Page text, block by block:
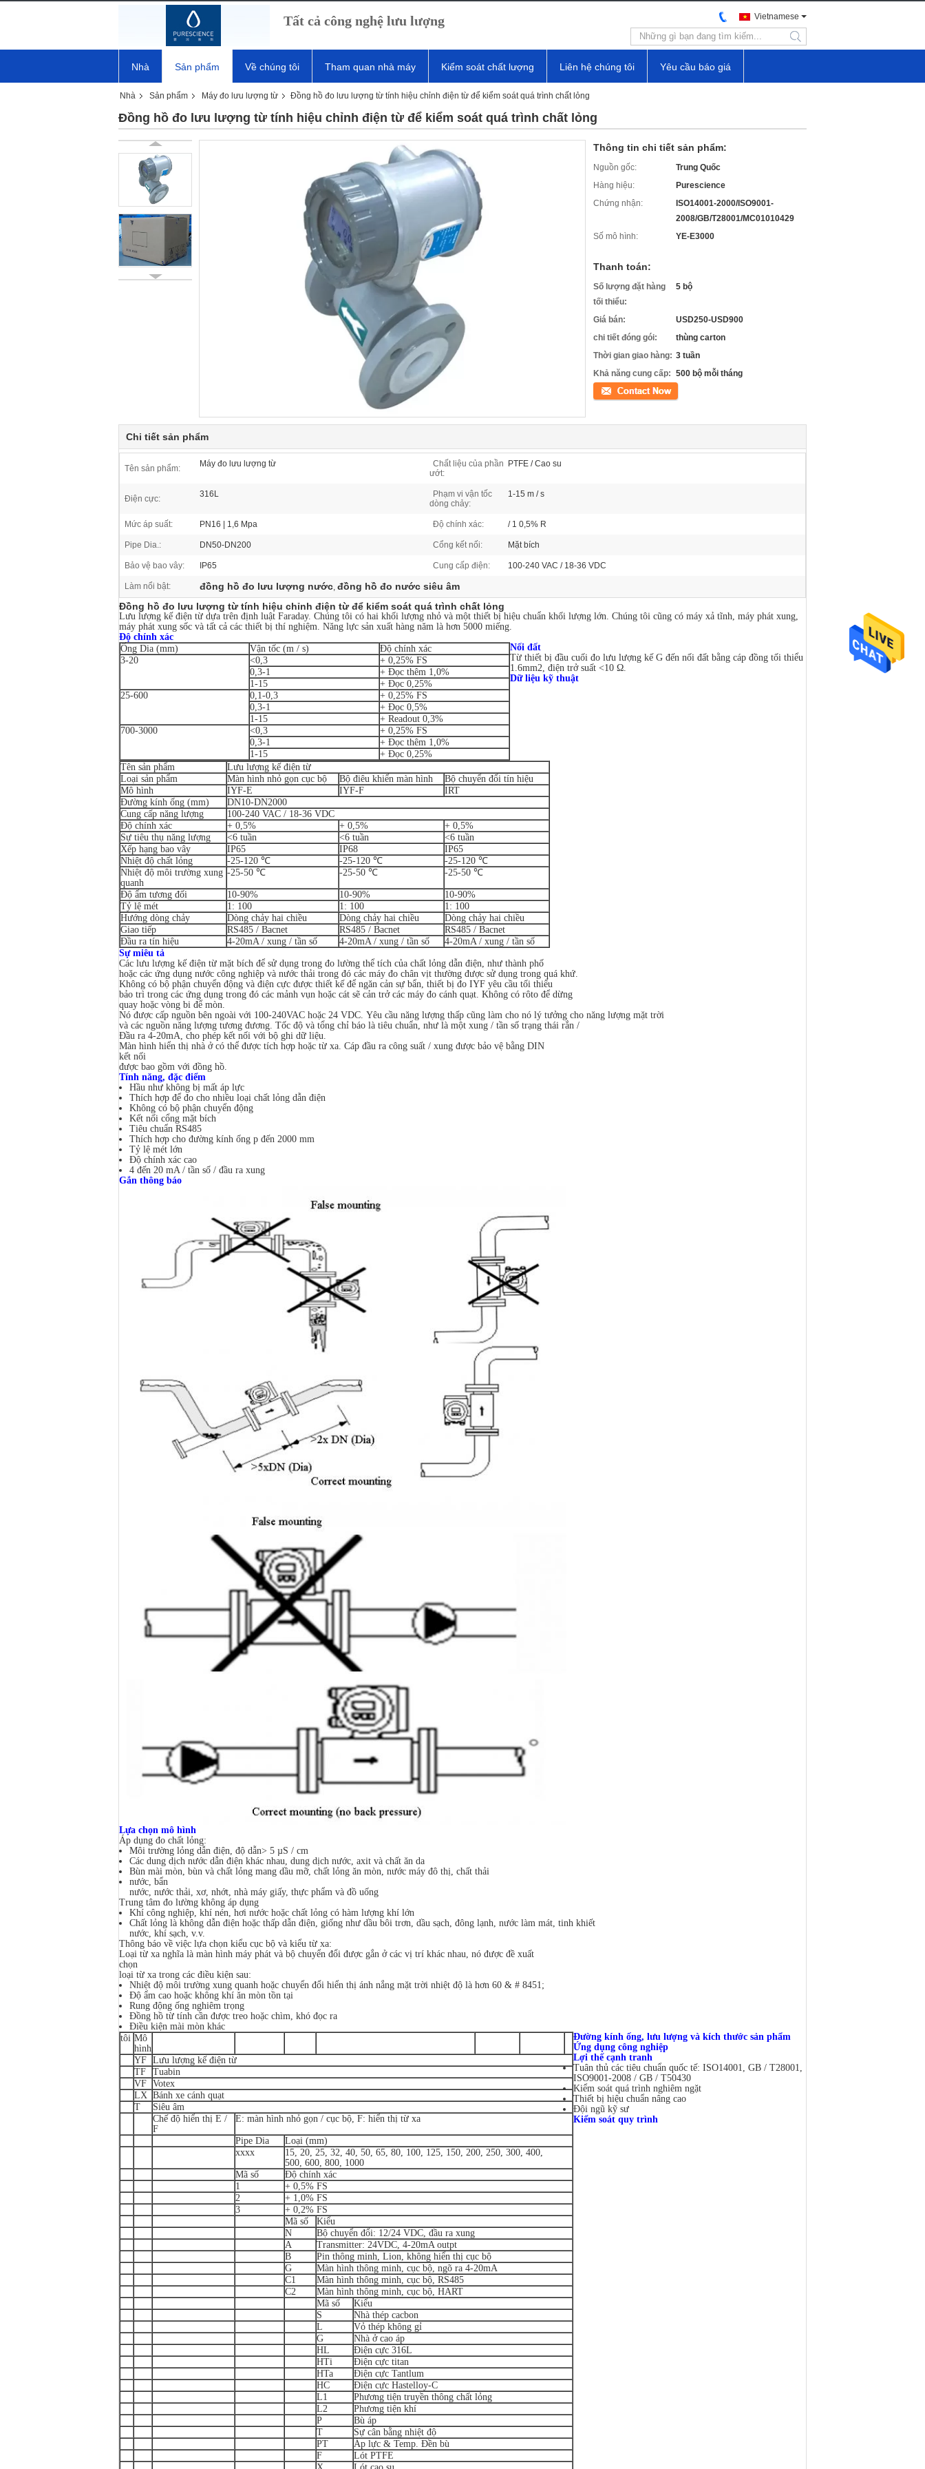
Tất cả công nghệ lưu lượng Vietnamese
search
Nhà Sản phẩm Về chúng tôi Tham quan nhà máy Kiểm soát chất lượng Liên hệ chúng tôi Yêu cầu báo giá
Nhà Sản phẩm Máy đo lưu lượng từ Đồng hồ đo lưu lượng từ tính hiệu chỉnh điện từ để kiểm soát quá trình chất lỏng
Đồng hồ đo lưu lượng từ tính hiệu chỉnh điện từ để kiểm soát quá trình chất lỏng
Thông tin chi tiết sản phẩm:
Nguồn gốc:
Trung Quốc
Hàng hiệu:
Purescience
Chứng nhận:
ISO14001-2000/ISO9001-
2008/GB/T28001/MC01010429
Số mô hình:
YE-E3000
Thanh toán:
Số lượng đặt hàng
tối thiểu:
5 bộ
Giá bán:
USD250-USD900
chi tiết đóng gói:
thùng carton
Thời gian giao hàng: 3 tuần
Khả năng cung cấp: 500 bộ mỗi tháng
Tiếp xúc
Chi tiết sản phẩm
Tên sản phẩm: Máy đo lưu lượng từ
Chất liệu của phần
ướt:
PTFE / Cao su
Điện cực: 316L
Phạm vi vận tốc
dòng chảy:
1-15 m / s
Mức áp suất: PN16 | 1,6 Mpa Độ chính xác: / 1 0,5% R
Pipe Dia.: DN50-DN200 Cổng kết nối: Mặt bích
Bảo vệ bao vây: IP65 Cung cấp điện: 100-240 VAC / 18-36 VDC
Làm nổi bật: đồng hồ đo lưu lượng nước, đồng hồ đo nước siêu âm
Đồng hồ đo lưu lượng từ tính hiệu chỉnh điện từ để kiểm soát quá trình chất lỏng
Lưu lượng kế điện từ dựa trên định luật Faraday. Chúng tôi có hai khối lượng nhỏ và một thiết bị hiệu chuẩn khối lượng lớn. Chúng tôi cũng có máy xả tĩnh, máy phát xung,
máy phát xung sốc và tất cả các thiết bị thí nghiệm. Năng lực sản xuất hàng năm là hơn 5000 miếng.
Độ chính xác
Ống Dia (mm)
Vận tốc (m / s)
Độ chính xác
3-20
<0,3
+ 0,25% FS
0,3-1
+ Đọc thêm 1,0%
1-15
+ Đọc 0,25%
25-600
0,1-0,3
+ 0,25% FS
0,3-1
+ Đọc 0,5%
1-15
+ Readout 0,3%
700-3000
<0,3
+ 0,25% FS
0,3-1
+ Đọc thêm 1,0%
1-15
+ Đọc 0,25%
Nối đất
Từ thiết bị đầu cuối đo lưu lượng kế G đến nối đất bằng cáp đồng tối thiểu
1.6mm2, điện trở suất <10 Ω.
Dữ liệu kỹ thuật
Tên sản phẩm
Lưu lượng kế điện từ
Loại sản phẩm
Màn hình nhỏ gọn cục bộ Bộ điêu khiển màn hình
Bộ chuyển đổi tín hiệu
Mô hình
IYF-E IYF-F
IRT
Đường kính ống (mm)
DN10-DN2000
Cung cấp năng lượng
100-240 VAC / 18-36 VDC
Độ chính xác
+ 0,5% + 0,5%
+ 0,5%
Sự tiêu thụ năng lượng
<6 tuần <6 tuần
<6 tuần
Xếp hạng bao vây
IP65 IP68
IP65
Nhiệt độ chất lỏng
-25-120 ℃ -25-120 ℃
-25-120 ℃
Nhiệt độ môi trường xung
quanh
-25-50 ℃ -25-50 ℃ -25-50 ℃
Độ ẩm tương đối 10-90% 10-90%
10-90%
Tỷ lệ mét
1: 100 1: 100
1: 100
Hướng dòng chảy
Dòng chảy hai chiều Dòng chảy hai chiều
Dòng chảy hai chiều
Giao tiếp
RS485 / Bacnet RS485 / Bacnet
RS485 / Bacnet
Đầu ra tín hiệu
4-20mA / xung / tần số 4-20mA / xung / tần số
4-20mA / xung / tần số
Sự miêu tả
Các lưu lượng kế điện từ mặt bích để sử dụng trong đo lường thể tích của chất lỏng dẫn điện, như thành phố
hoặc các ứng dụng nước công nghiệp và nước thải trong đó các máy đo chân vịt thường được sử dụng trong quá khứ.
Không có bộ phận chuyển động và điện cực được thiết kế để ngăn cản sự bẩn, thiết bị đo IYF yêu cầu tối thiểu
bảo trì trong các ứng dụng trong đó các mảnh vụn hoặc cát sẽ cản trở các máy đo cánh quạt. Không có rôto để dừng
quay hoặc vòng bi để mòn.
Nó được cấp nguồn bên ngoài với 100-240VAC hoặc 24 VDC. Yêu cầu năng lượng thấp cũng làm cho nó lý tưởng cho năng lượng mặt trời
và các nguồn năng lượng tương đương. Tốc độ và tổng chỉ báo là tiêu chuẩn, như là một xung / tần số trạng thái rắn /
Đầu ra 4-20mA, cho phép kết nối với bộ ghi dữ liệu.
Màn hình hiển thị nhà ở có thể được tích hợp hoặc từ xa. Cáp đầu ra công suất / xung được bảo vệ bằng DIN
kết nối
được bao gồm với đồng hồ.
Tính năng, đặc điểm
Hầu như không bị mất áp lực
Thích hợp để đo cho nhiều loại chất lỏng dẫn điện
Không có bộ phận chuyển động
Kết nối cổng mặt bích
Tiêu chuẩn RS485
Thích hợp cho đường kính ống p đến 2000 mm
Tỷ lệ mét lớn
Độ chính xác cao
4 đến 20 mA / tần số / đầu ra xung
Gắn thông báo
Lựa chọn mô hình
Áp dụng đo chất lỏng:
Môi trường lỏng dẫn điện, độ dẫn> 5 µS / cm
Các dung dịch nước dẫn điện khác nhau, dung dịch nước, axit và chất ăn da
Bùn mài mòn, bùn và chất lỏng mang dầu mỡ, chất lỏng ăn mòn, nước máy đô thị, chất thải
nước, bẩn
nước, nước thải, xơ, nhớt, nhà máy giấy, thực phẩm và đồ uống
Trung tâm đo lường không áp dụng
Khí công nghiệp, khí nén, hơi nước hoặc chất lỏng có hàm lượng khí lớn
Chất lỏng là không dẫn điện hoặc thấp dẫn điện, giống như dầu bôi trơn, dầu sạch, đông lạnh, nước làm mát, tinh khiết
nước, khí sạch, v.v.
Thông báo về việc lựa chọn kiểu cục bộ và kiểu từ xa:
Loại từ xa nghĩa là màn hình máy phát và bộ chuyển đổi được gắn ở các vị trí khác nhau, nó được đề xuất
chọn
loại từ xa trong các điều kiện sau:
Nhiệt độ môi trường xung quanh hoặc chuyển đổi hiển thị ánh nắng mặt trời nhiệt độ là hơn 60 & # 8451;
Độ ẩm cao hoặc không khí ăn mòn tồn tại
Rung động ống nghiêm trọng
Đồng hồ từ tính cần được treo hoặc chìm, khó đọc ra
Điều kiện mài mòn khác
tôi Mô
hình
YF Lưu lượng kế điện từ
TF
Tuabin
VF Votex
LX Bánh xe cánh quạt
T
Siêu âm
Chế độ hiển thị E /
F
E: màn hình nhỏ gọn / cục bộ, F: hiển thị từ xa
Pipe Dia
Loại (mm)
xxxx
15, 20, 25, 32, 40, 50, 65, 80, 100, 125, 150, 200, 250, 300, 400,
500, 600, 800, 1000
Mã số
Độ chính xác
1
+ 0,5% FS
2
+ 1,0% FS
3
+ 0,2% FS
Mã số
Kiểu
N
Bộ chuyển đổi: 12/24 VDC, đầu ra xung
A
Transmitter: 24VDC, 4-20mA outpt
B
Pin thông minh, Lion, không hiển thị cục bộ
G
Màn hình thông minh, cục bộ, ngõ ra 4-20mA
C1
Màn hình thông minh, cục bộ, RS485
C2
Màn hình thông minh, cục bộ, HART
Mã số
Kiểu
S
Nhà thép cacbon
L
Vỏ thép không gỉ
G
Nhà ở cao áp
HL
Điện cực 316L
HTi
Điện cực titan
HTa
Điện cực Tantlum
HC
Điện cực Hastelloy-C
L1
Phương tiện truyền thông chất lỏng
L2
Phương tiện khí
P
Bù áp
T
Sự cân bằng nhiệt độ
PT
Áp lực & Temp. Đền bù
F
Lót PTFE
Đường kính ống, lưu lượng và kích thước sản phẩm
Ứng dụng công nghiệp
Lợi thế cạnh tranh
Tuân thủ các tiêu chuẩn quốc tế: ISO14001, GB / T28001,
ISO9001-2008 / GB / T50430
Kiểm soát quá trình nghiêm ngặt
Thiết bị hiệu chuẩn nâng cao
Đội ngũ kỹ sư
Kiểm soát quy trình